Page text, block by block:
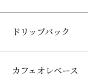
ドリップバック
カフェオレベース